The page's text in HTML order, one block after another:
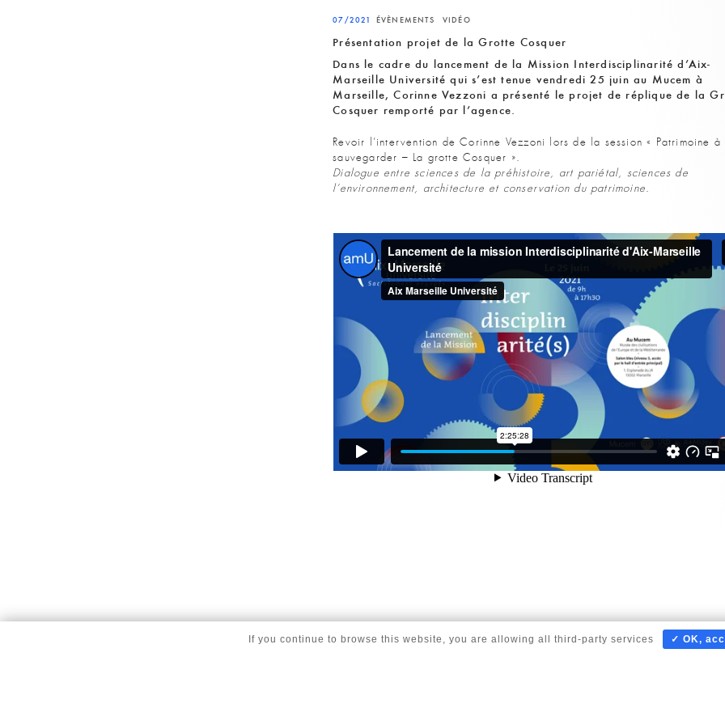
07/2021 ÉVÈNEMENTS VIDÉO
Présentation projet de la Grotte Cosquer
Dans le cadre du lancement de la Mission Interdisciplinarité d’Aix-
Marseille Université qui s’est tenue vendredi 25 juin au Mucem à
Marseille, Corinne Vezzoni a présenté le projet de réplique de la
Cosquer remporté par l’agence.
Revoir l’intervention de Corinne Vezzoni lors de la session « Patrimoine à
sauvegarder – La grotte Cosquer ».
Dialogue entre sciences de la préhistoire, art pariétal, sciences de
l’environnement, architecture et conservation du patrimoine.
If you continue to browse this website, you are allowing all third-party services ✓ OK,